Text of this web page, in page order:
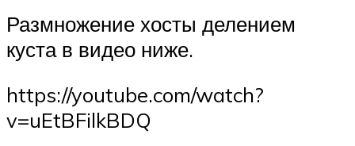
Размножение хосты делением
куста в видео ниже.
https://youtube.com/watch?
v=uEtBFilkBDQ